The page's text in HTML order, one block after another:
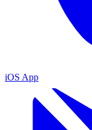
iOS App